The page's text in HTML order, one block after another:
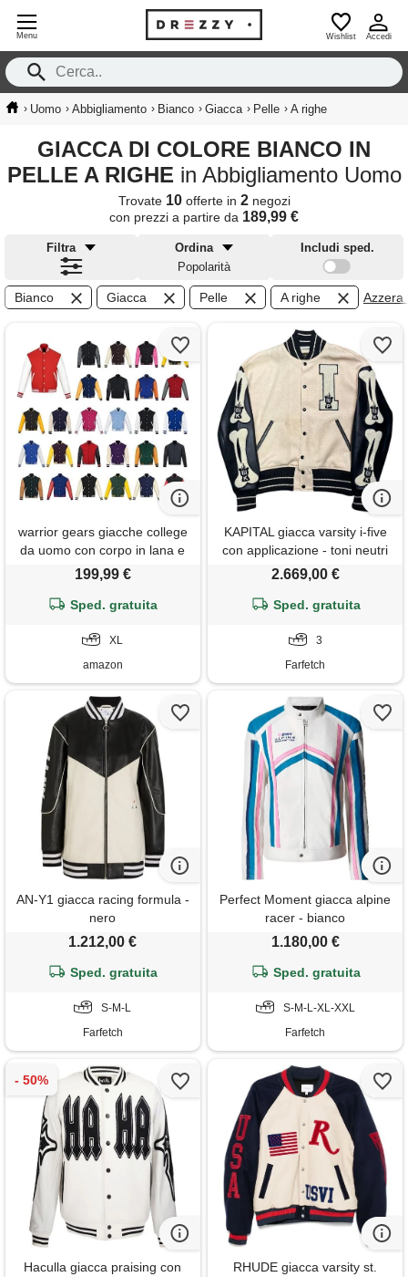
Menu Wishlist Accedi
› Uomo › Abbigliamento › Bianco › Giacca › Pelle › A righe
GIACCA DI COLORE BIANCO IN
PELLE A RIGHE in Abbigliamento Uomo
Trovate 10offerte in 2negozi
con prezzi a partire da 189,99 €
Filtra
Ordina
Popolarità
Includi sped.
Bianco Giacca Pelle A righe Azzera
warrior gears giacche college
da uomo con corpo in lana e
maniche in pelle, giacca
retrò a righe, corpo in lana e
bianco - xl
199,99 €
Sped. gratuita
XL
amazon
KAPITAL giacca varsity i-five
con applicazione - toni neutri
2.669,00 €
Sped. gratuita
3
Farfetch
AN-Y1 giacca racing formula -
nero
1.212,00 €
Sped. gratuita
S-M-L
Farfetch
Perfect Moment giacca alpine
racer - bianco
1.180,00 €
Sped. gratuita
S-M-L-XL-XXL
Farfetch
Haculla giacca praising con
RHUDE giacca varsity st.